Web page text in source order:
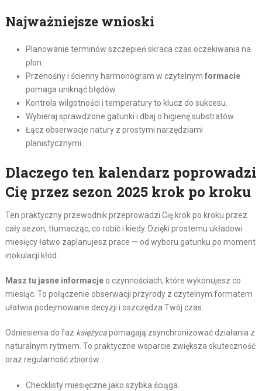
Najważniejsze wnioski
Planowanie terminów szczepień skraca czas oczekiwania na
plon.
Przenośny i ścienny harmonogram w czytelnym formacie
pomaga uniknąć błędów.
Kontrola wilgotności i temperatury to klucz do sukcesu.
Wybieraj sprawdzone gatunki i dbaj o higienę substratów.
Łącz obserwacje natury z prostymi narzędziami
planistycznymi.
Dlaczego ten kalendarz poprowadzi
Cię przez sezon 2025 krok po kroku
Ten praktyczny przewodnik przeprowadzi Cię krok po kroku przez
cały sezon, tłumacząc, co robić i kiedy. Dzięki prostemu układowi
miesięcy łatwo zaplanujesz prace — od wyboru gatunku po moment
inokulacji kłód.
Masz tu jasne informacjeo czynnościach, które wykonujesz co
miesiąc. To połączenie obserwacji przyrody z czytelnym formatem
ułatwia podejmowanie decyzji i oszczędza Twój czas.
Odniesienia do faz księżycapomagają zsynchronizować działania z
naturalnym rytmem. To praktyczne wsparcie zwiększa skuteczność
oraz regularność zbiorów.
Checklisty miesięczne jako szybka ściąga.